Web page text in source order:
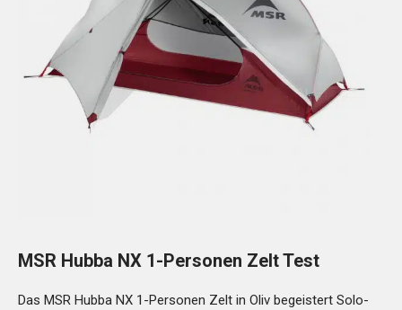
MSR Hubba NX 1-Personen Zelt Test
Das MSR Hubba NX 1-Personen Zelt in Oliv begeistert Solo-